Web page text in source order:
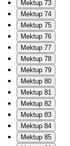
Mektup 73
Mektup 74
Mektup 75
Mektup 76
Mektup 77
Mektup 78
Mektup 79
Mektup 80
Mektup 81
Mektup 82
Mektup 83
Mektup 84
Mektup 85